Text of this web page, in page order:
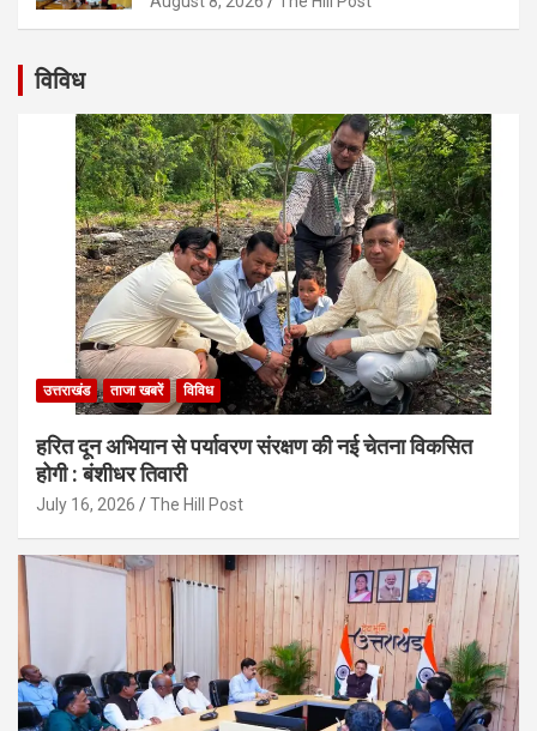
विविध
उत्तराखंड ताजा खबरें विविध
हरित दून अभियान से पर्यावरण संरक्षण की नई चेतना विकसित
होगी : बंशीधर तिवारी
July 16, 2026 The Hill Post